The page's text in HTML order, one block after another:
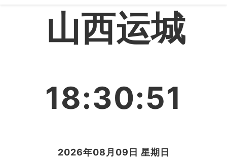
山西运城
18:30:51
2026年08月09日 星期日